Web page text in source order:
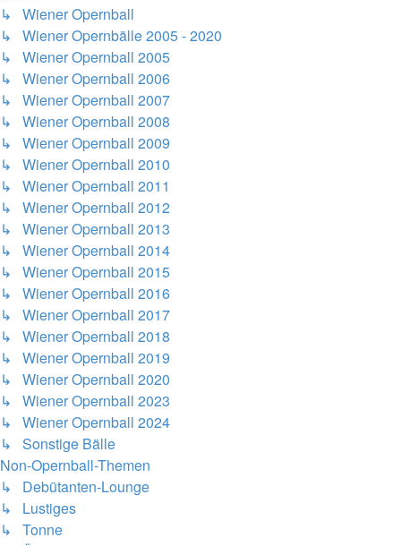
↳ Wiener Opernball
↳ Wiener Opernbälle 2005 - 2020
↳ Wiener Opernball 2005
↳ Wiener Opernball 2006
↳ Wiener Opernball 2007
↳ Wiener Opernball 2008
↳ Wiener Opernball 2009
↳ Wiener Opernball 2010
↳ Wiener Opernball 2011
↳ Wiener Opernball 2012
↳ Wiener Opernball 2013
↳ Wiener Opernball 2014
↳ Wiener Opernball 2015
↳ Wiener Opernball 2016
↳ Wiener Opernball 2017
↳ Wiener Opernball 2018
↳ Wiener Opernball 2019
↳ Wiener Opernball 2020
↳ Wiener Opernball 2023
↳ Wiener Opernball 2024
↳ Sonstige Bälle
Non-Opernball-Themen
↳ Debütanten-Lounge
↳ Lustiges
↳ Tonne